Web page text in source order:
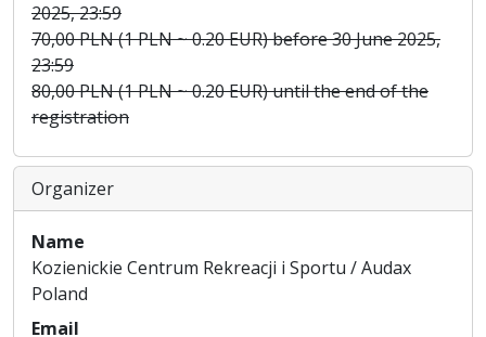
2025, 23:59
70,00 PLN (1 PLN ~ 0.20 EUR) before 30 June 2025,
23:59
80,00 PLN (1 PLN ~ 0.20 EUR) until the end of the
registration
Organizer
Name
Kozienickie Centrum Rekreacji i Sportu / Audax
Poland
Email